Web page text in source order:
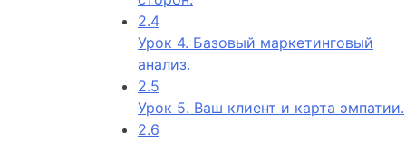
2.4
Урок 4. Базовый маркетинговый
анализ.
2.5
Урок 5. Ваш клиент и карта эмпатии.
2.6